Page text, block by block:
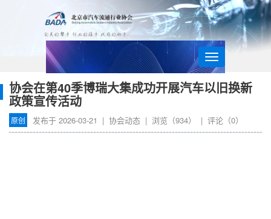
导
航
协会在第40季博瑞大集成功开展汽车以旧换新
政策宣传活动​
原创 发布于 2026-03-21 | 协会动态 | 浏览（934） | 评论（0）